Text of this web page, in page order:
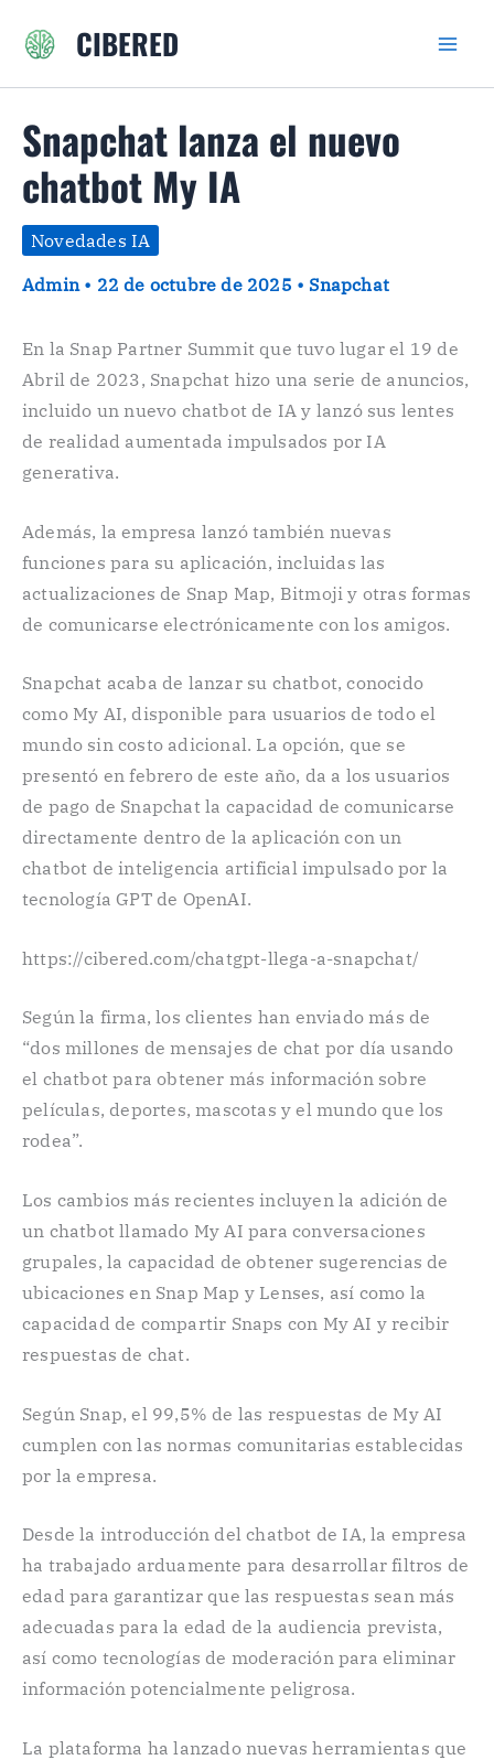
CIBERED
Snapchat lanza el nuevo
chatbot My IA
Novedades IA
Admin • 22 de octubre de 2025 • Snapchat
En la Snap Partner Summit que tuvo lugar el 19 de
Abril de 2023, Snapchat hizo una serie de anuncios,
incluido un nuevo chatbot de IA y lanzó sus lentes
de realidad aumentada impulsados ​​por IA
generativa.
Además, la empresa lanzó también nuevas
funciones para su aplicación, incluidas las
actualizaciones de Snap Map, Bitmoji y otras formas
de comunicarse electrónicamente con los amigos.
Snapchat acaba de lanzar su chatbot, conocido
como My AI, disponible para usuarios de todo el
mundo sin costo adicional. La opción, que se
presentó en febrero de este año, da a los usuarios
de pago de Snapchat la capacidad de comunicarse
directamente dentro de la aplicación con un
chatbot de inteligencia artificial impulsado por la
tecnología GPT de OpenAI.
https://cibered.com/chatgpt-llega-a-snapchat/
Según la firma, los clientes han enviado más de
“dos millones de mensajes de chat por día usando
el chatbot para obtener más información sobre
películas, deportes, mascotas y el mundo que los
rodea”.
Los cambios más recientes incluyen la adición de
un chatbot llamado My AI para conversaciones
grupales, la capacidad de obtener sugerencias de
ubicaciones en Snap Map y Lenses, así como la
capacidad de compartir Snaps con My AI y recibir
respuestas de chat.
Según Snap, el 99,5% de las respuestas de My AI
cumplen con las normas comunitarias establecidas
por la empresa.
Desde la introducción del chatbot de IA, la empresa
ha trabajado arduamente para desarrollar filtros de
edad para garantizar que las respuestas sean más
adecuadas para la edad de la audiencia prevista,
así como tecnologías de moderación para eliminar
información potencialmente peligrosa.
La plataforma ha lanzado nuevas herramientas que